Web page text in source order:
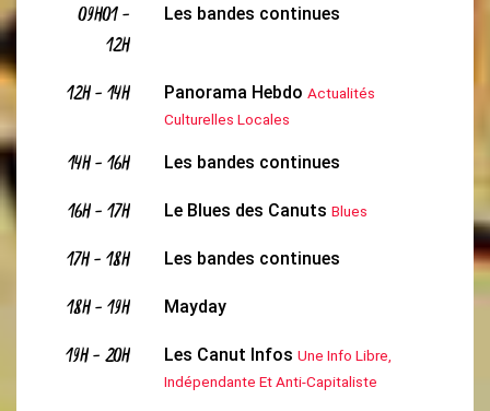
09H01-
12H
Les bandes continues
12H-14H Panorama Hebdo Actualités
Culturelles Locales
14H-16H Les bandes continues
16H-17H Le Blues des Canuts Blues
17H-18H Les bandes continues
18H-19H Mayday
19H-20H Les Canut Infos Une Info Libre,
Indépendante Et Anti-Capitaliste